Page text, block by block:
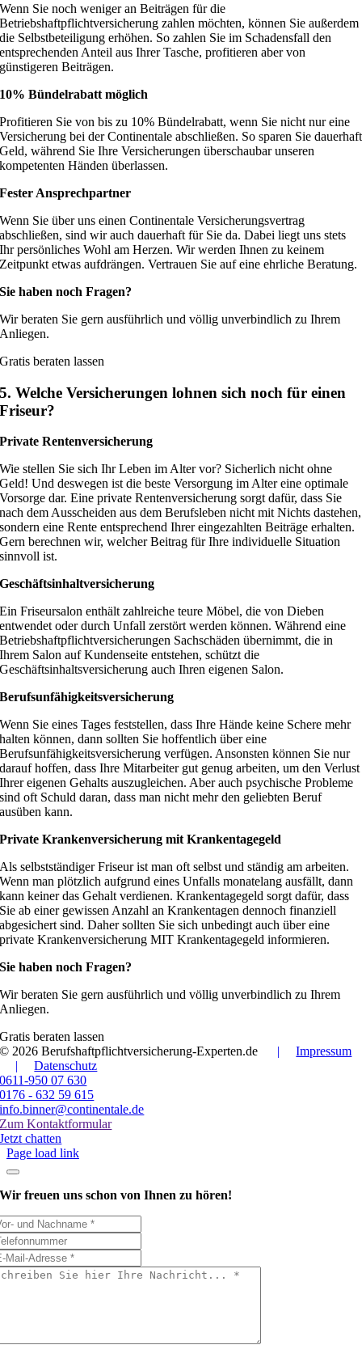
Wenn Sie noch weniger an Beiträgen für die
Betriebshaftpflichtversicherung zahlen möchten, können Sie außerdem
die Selbstbeteiligung erhöhen. So zahlen Sie im Schadensfall den
entsprechenden Anteil aus Ihrer Tasche, profitieren aber von
günstigeren Beiträgen.
10% Bündelrabatt möglich
Profitieren Sie von bis zu 10% Bündelrabatt, wenn Sie nicht nur eine
Versicherung bei der Continentale abschließen. So sparen Sie dauerhaft
Geld, während Sie Ihre Versicherungen überschaubar unseren
kompetenten Händen überlassen.
Fester Ansprechpartner
Wenn Sie über uns einen Continentale Versicherungsvertrag
abschließen, sind wir auch dauerhaft für Sie da. Dabei liegt uns stets
Ihr persönliches Wohl am Herzen. Wir werden Ihnen zu keinem
Zeitpunkt etwas aufdrängen. Vertrauen Sie auf eine ehrliche Beratung.
Sie haben noch Fragen?
Wir beraten Sie gern ausführlich und völlig unverbindlich zu Ihrem
Anliegen.
Gratis beraten lassen
5. Welche Versicherungen lohnen sich noch für einen
Friseur?
Private Rentenversicherung
Wie stellen Sie sich Ihr Leben im Alter vor? Sicherlich nicht ohne
Geld! Und deswegen ist die beste Versorgung im Alter eine optimale
Vorsorge dar. Eine private Rentenversicherung sorgt dafür, dass Sie
nach dem Ausscheiden aus dem Berufsleben nicht mit Nichts dastehen,
sondern eine Rente entsprechend Ihrer eingezahlten Beiträge erhalten.
Gern berechnen wir, welcher Beitrag für Ihre individuelle Situation
sinnvoll ist.
Geschäftsinhaltversicherung
Ein Friseursalon enthält zahlreiche teure Möbel, die von Dieben
entwendet oder durch Unfall zerstört werden können. Während eine
Betriebshaftpflichtversicherungen Sachschäden übernimmt, die in
Ihrem Salon auf Kundenseite entstehen, schützt die
Geschäftsinhaltsversicherung auch Ihren eigenen Salon.
Berufsunfähigkeitsversicherung
Wenn Sie eines Tages feststellen, dass Ihre Hände keine Schere mehr
halten können, dann sollten Sie hoffentlich über eine
Berufsunfähigkeitsversicherung verfügen. Ansonsten können Sie nur
darauf hoffen, dass Ihre Mitarbeiter gut genug arbeiten, um den Verlust
Ihrer eigenen Gehalts auszugleichen. Aber auch psychische Probleme
sind oft Schuld daran, dass man nicht mehr den geliebten Beruf
ausüben kann.
Private Krankenversicherung mit Krankentagegeld
Als selbstständiger Friseur ist man oft selbst und ständig am arbeiten.
Wenn man plötzlich aufgrund eines Unfalls monatelang ausfällt, dann
kann keiner das Gehalt verdienen. Krankentagegeld sorgt dafür, dass
Sie ab einer gewissen Anzahl an Krankentagen dennoch finanziell
abgesichert sind. Daher sollten Sie sich unbedingt auch über eine
private Krankenversicherung MIT Krankentagegeld informieren.
Sie haben noch Fragen?
Wir beraten Sie gern ausführlich und völlig unverbindlich zu Ihrem
Anliegen.
Gratis beraten lassen
© 2026 Berufshaftpflichtversicherung-Experten.de
|
Impressum
|
Datenschutz
0611-950 07 630
0176 - 632 59 615
info.binner@continentale.de
Zum Kontaktformular
Jetzt chatten
Page load link
Wir freuen uns schonvon Ihnen zu hören!